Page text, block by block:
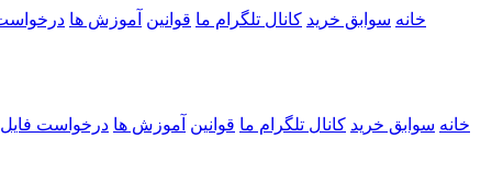
خانه سوابق خرید کانال تلگرام ما قوانین آموزش ها
خانه سوابق خرید کانال تلگرام ما قوانین آموزش ها درخواست